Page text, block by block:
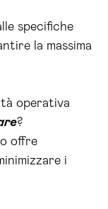
specifiche
la massima
operativa
?
offre
i